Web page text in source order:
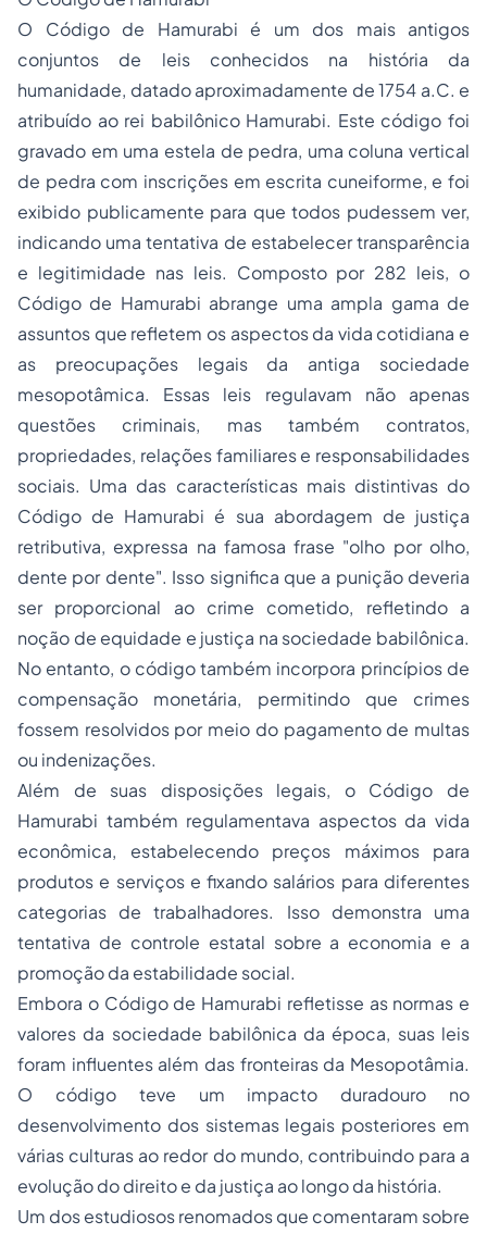
O Código de Hamurabi é um dos mais antigos
conjuntos de leis conhecidos na história da
humanidade, datado aproximadamente de 1754 a.C. e
atribuído ao rei babilônico Hamurabi. Este código foi
gravado em uma estela de pedra, uma coluna vertical
de pedra com inscrições em escrita cuneiforme, e foi
exibido publicamente para que todos pudessem ver,
indicando uma tentativa de estabelecer transparência
e legitimidade nas leis. Composto por 282 leis, o
Código de Hamurabi abrange uma ampla gama de
assuntos que refletem os aspectos da vida cotidiana e
as preocupações legais da antiga sociedade
mesopotâmica. Essas leis regulavam não apenas
questões criminais, mas também contratos,
propriedades, relações familiares e responsabilidades
sociais. Uma das características mais distintivas do
Código de Hamurabi é sua abordagem de justiça
retributiva, expressa na famosa frase "olho por olho,
dente por dente". Isso significa que a punição deveria
ser proporcional ao crime cometido, refletindo a
noção de equidade e justiça na sociedade babilônica.
No entanto, o código também incorpora princípios de
compensação monetária, permitindo que crimes
fossem resolvidos por meio do pagamento de multas
ou indenizações.
Além de suas disposições legais, o Código de
Hamurabi também regulamentava aspectos da vida
econômica, estabelecendo preços máximos para
produtos e serviços e fixando salários para diferentes
categorias de trabalhadores. Isso demonstra uma
tentativa de controle estatal sobre a economia e a
promoção da estabilidade social.
Embora o Código de Hamurabi refletisse as normas e
valores da sociedade babilônica da época, suas leis
foram influentes além das fronteiras da Mesopotâmia.
O código teve um impacto duradouro no
desenvolvimento dos sistemas legais posteriores em
várias culturas ao redor do mundo, contribuindo para a
evolução do direito e da justiça ao longo da história.
Um dos estudiosos renomados que comentaram sobre